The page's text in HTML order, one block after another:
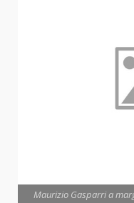
Maurizio Gasparri a